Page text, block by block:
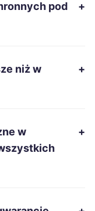
41 zł
41 zł
pod
+
niż w
+
w
+